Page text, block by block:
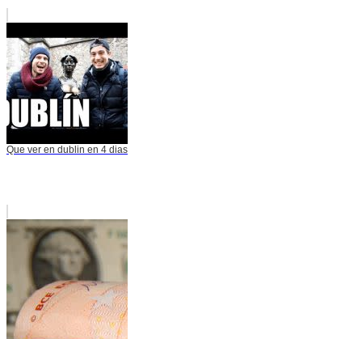
Que ver en dublin en 4 dias